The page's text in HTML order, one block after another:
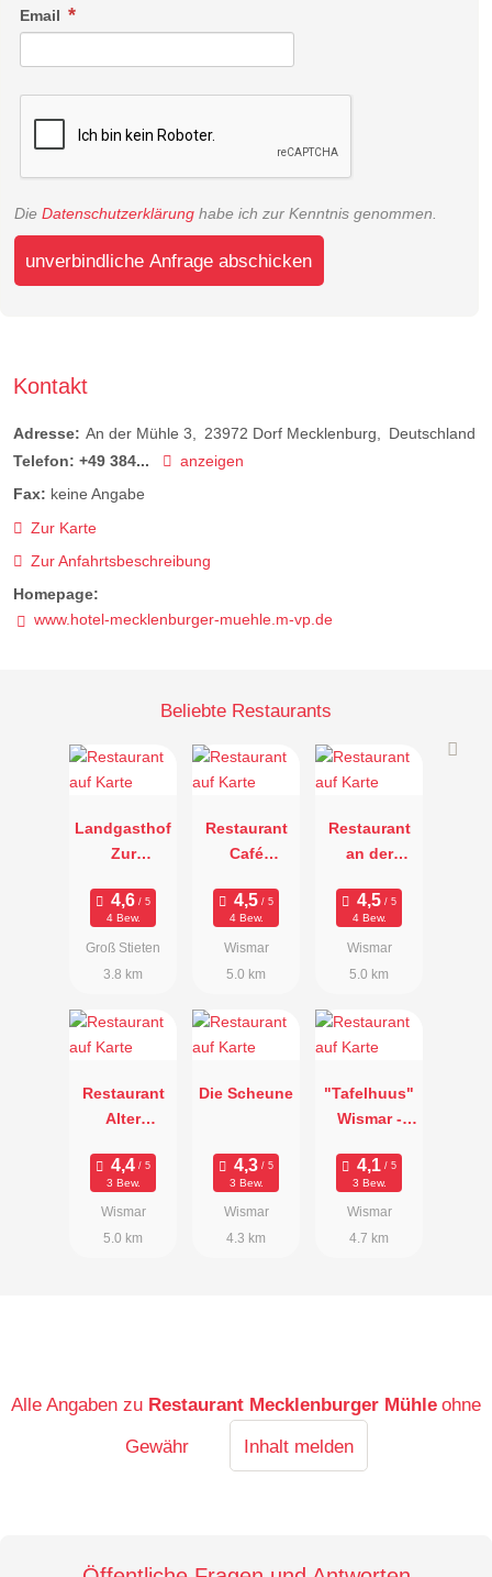
Email
Die Datenschutzerklärung habe ich zur Kenntnis genommen.
unverbindliche Anfrage abschicken
Kontakt
Adresse: An der Mühle 3 23972 Dorf Mecklenburg
Deutschland
Telefon: +49 384...
anzeigen
Fax: keine Angabe
Zur Karte
Zur Anfahrtsbeschreibung
Homepage:
www.hotel-mecklenburger-muehle.m-vp.de
Beliebte Restaurants
Landgasthof
Zur
4 Bew.
Groß Stieten
3.8 km
Restaurant
Café
ache
4 Bew.
Wismar
5.0 km
Restaurant
an der
4 Bew.
Wismar
5.0 km
Restaurant
Alter
3 Bew.
Wismar
5.0 km
Die Scheune
3 Bew.
Wismar
4.3 km
"Tafelhuus"
Wismar -
Restaurant
3 Bew.
Wismar
4.7 km
Alle Angaben zu Restaurant Mecklenburger Mühle ohne
Gewähr
Inhalt melden